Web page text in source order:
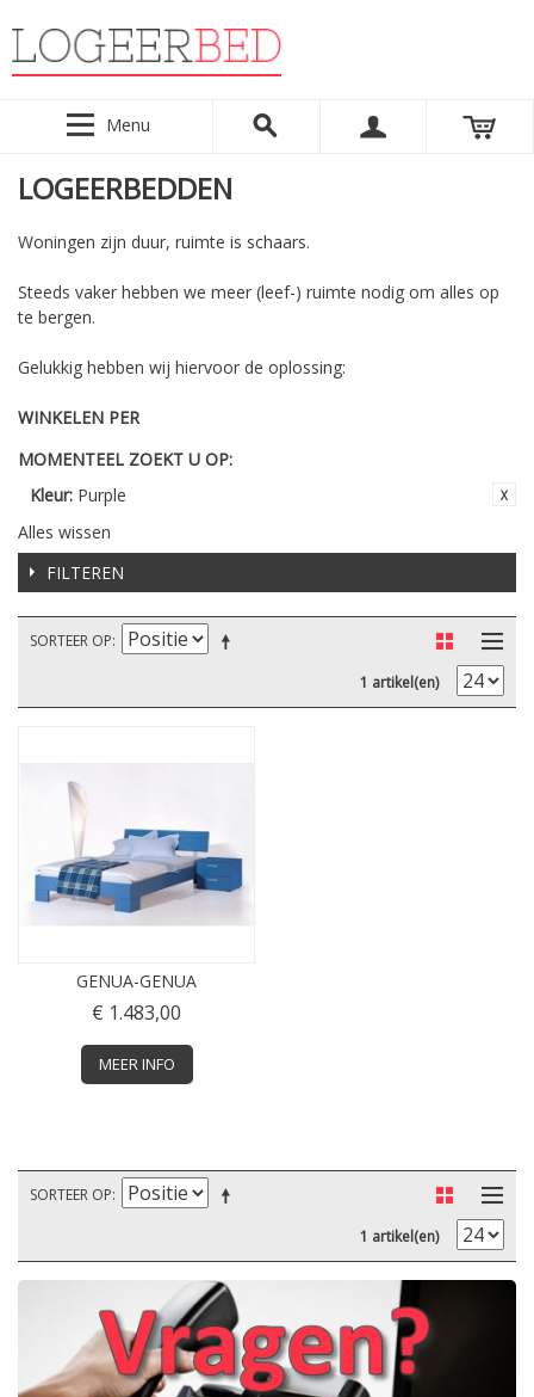
Menu
LOGEERBEDDEN
Woningen zijn duur, ruimte is schaars.
Steeds vaker hebben we meer (leef-) ruimte nodig om alles op
te bergen.
Gelukkig hebben wij hiervoor de oplossing:
WINKELEN PER
MOMENTEEL ZOEKT U OP:
Kleur: Purple
Alles wissen
FILTEREN
SORTEER OP
1 artikel(en)
GENUA-GENUA
€ 1.483,00
MEER INFO
SORTEER OP
1 artikel(en)